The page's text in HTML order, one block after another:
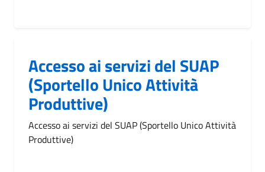
Accesso ai servizi del SUAP
(Sportello Unico Attività
Produttive)
Accesso ai servizi del SUAP (Sportello Unico Attività
Produttive)